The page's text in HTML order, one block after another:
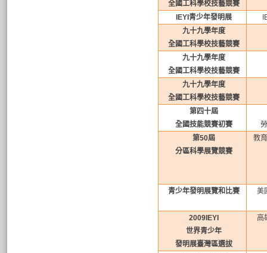
全國工科學校技藝競賽
IEYI青少年發明展
九十九學年度
全國工科學校技藝競賽
九十九學年度
全國工科學校技藝競賽
九十九學年度
全國工科學校技藝競賽
第四十屆
全國技能競賽初賽
第50屆
分區科學展覽競賽
教
青少年發明展覽和比賽 美
2009IEYI
世界青少年
發明展臺灣區選拔
高